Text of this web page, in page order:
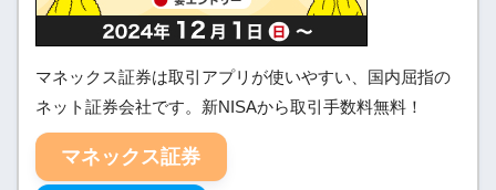
マネックス証券は取引アプリが使いやすい、国内屈指の
ネット証券会社です。新NISAから取引手数料無料！
マネックス証券